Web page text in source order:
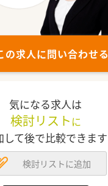
の求人に問い合わせる
気になる求人は
検討リスト に
して後で比較できます
検討リストに追加